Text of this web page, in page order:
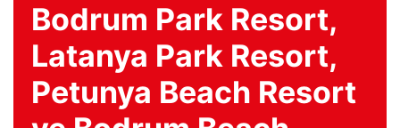
Bodrum Park Resort,
Latanya Park Resort,
Petunya Beach Resort